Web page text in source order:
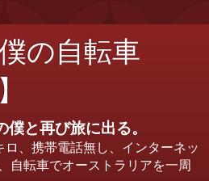
の自転車
僕と再び旅に出る。
、携帯電話無し、インターネッ
自転車でオーストラリアを一周